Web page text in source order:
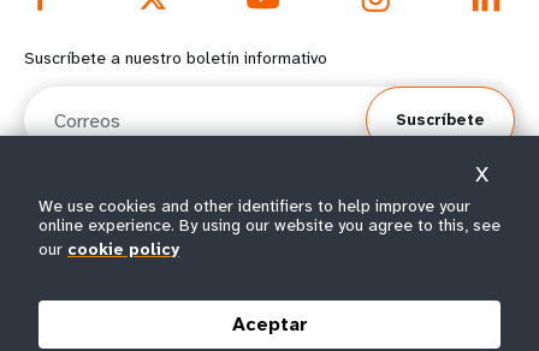
f
o
t
e
m
o
t
e
r
m
e
Suscríbete a nuestro boletín informativo
Suscríbete
© Todos los derechos reservados 2026.
We use cookies and other identifiers to help improve your
online experience. By using our website you agree to this, see
our cookie policy
Aceptar
X